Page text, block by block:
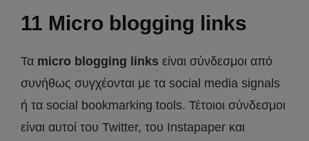
11 Micro blogging links
Τα micro blogging links είναι σύνδεσμοι από
συνήθως συγχέονται με τα social media signals
ή τα social bookmarking tools. Τέτοιοι σύνδεσμοι
είναι αυτοί του Twitter, του Instapaper και